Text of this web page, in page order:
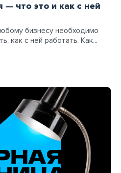
— что это и как с ней
бизнесу необходимо
как с ней работать. Как...